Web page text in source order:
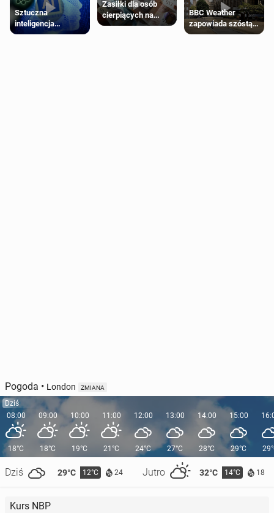
Sztuczna
inteligencja
próbowała oszukać
Zasiłki dla osób
cierpiących na
schorzenia
BBC Weather
zapowiada szóstą
falę upałów w
Pogoda • London ZMIANA
Dziś
08:00
18°C
Dziś 29°C 12°C 24 Jutro 32°C 14°C 18
09:00
18°C
10:00
19°C
11:00
21°C
12:00
24°C
13:00
27°C
14:00
28°C
15:00
29°C
Kurs NBP